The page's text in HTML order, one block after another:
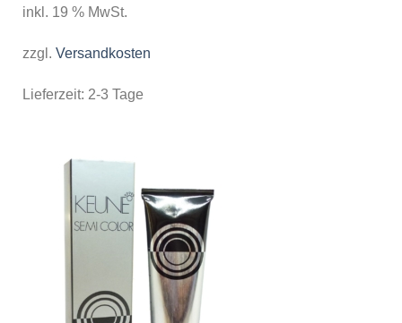
inkl. 19 % MwSt.
zzgl. Versandkosten
Lieferzeit: 2-3 Tage